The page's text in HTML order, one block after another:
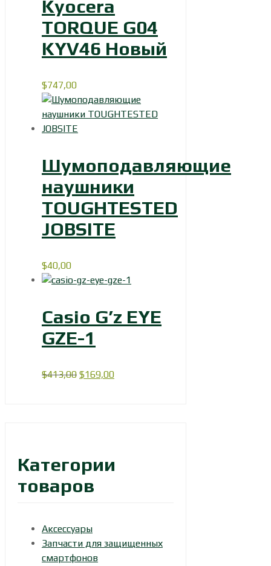
Kyocera
TORQUE G04
KYV46 Новый
$747,00
Шумоподавляющие
наушники
TOUGHTESTED
JOBSITE
$40,00
Casio G’z EYE
GZE-1
$413,00 Первоначальная
$169,00Текущая
Категории
товаров
Аксессуары
Запчасти для защищенных
смартфонов